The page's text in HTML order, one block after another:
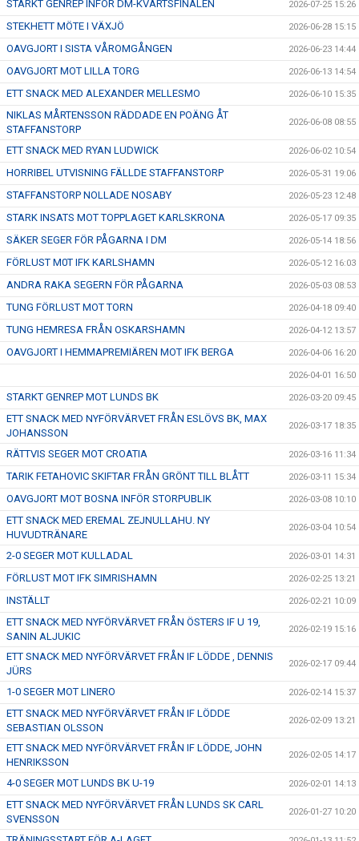
STARKT GENREP INFÖR DM-KVARTSFINALEN 2026-07-25 15:26
STEKHETT MÖTE I VÄXJÖ 2026-06-28 15:15
OAVGJORT I SISTA VÅROMGÅNGEN 2026-06-23 14:44
OAVGJORT MOT LILLA TORG 2026-06-13 14:54
ETT SNACK MED ALEXANDER MELLESMO 2026-06-10 15:35
NIKLAS MÅRTENSSON RÄDDADE EN POÄNG ÅT
STAFFANSTORP
2026-06-08 08:55
ETT SNACK MED RYAN LUDWICK 2026-06-02 10:54
HORRIBEL UTVISNING FÄLLDE STAFFANSTORP 2026-05-31 19:06
STAFFANSTORP NOLLADE NOSABY 2026-05-23 12:48
STARK INSATS MOT TOPPLAGET KARLSKRONA 2026-05-17 09:35
SÄKER SEGER FÖR PÅGARNA I DM 2026-05-14 18:56
FÖRLUST M0T IFK KARLSHAMN 2026-05-12 16:03
ANDRA RAKA SEGERN FÖR PÅGARNA 2026-05-03 08:53
TUNG FÖRLUST MOT TORN 2026-04-18 09:40
TUNG HEMRESA FRÅN OSKARSHAMN 2026-04-12 13:57
OAVGJORT I HEMMAPREMIÄREN MOT IFK BERGA 2026-04-06 16:20
2026-04-01 16:50
STARKT GENREP MOT LUNDS BK 2026-03-20 09:45
ETT SNACK MED NYFÖRVÄRVET FRÅN ESLÖVS BK, MAX
JOHANSSON
2026-03-17 18:35
RÄTTVIS SEGER MOT CROATIA 2026-03-16 11:34
TARIK FETAHOVIC SKIFTAR FRÅN GRÖNT TILL BLÅTT 2026-03-11 15:34
OAVGJORT MOT BOSNA INFÖR STORPUBLIK 2026-03-08 10:10
ETT SNACK MED EREMAL ZEJNULLAHU. NY
HUVUDTRÄNARE
2026-03-04 10:54
2-0 SEGER MOT KULLADAL 2026-03-01 14:31
FÖRLUST MOT IFK SIMRISHAMN 2026-02-25 13:21
INSTÄLLT 2026-02-21 10:09
ETT SNACK MED NYFÖRVÄRVET FRÅN ÖSTERS IF U 19,
SANIN ALJUKIC
2026-02-19 15:16
ETT SNACK MED NYFÖRVÄRVET FRÅN IF LÖDDE , DENNIS
JÜRS
2026-02-17 09:44
1-0 SEGER MOT LINERO 2026-02-14 15:37
ETT SNACK MED NYFÖRVÄRVET FRÅN IF LÖDDE
SEBASTIAN OLSSON
2026-02-09 13:21
ETT SNACK MED NYFÖRVÄRVET FRÅN IF LÖDDE, JOHN
HENRIKSSON
2026-02-05 14:17
4-0 SEGER MOT LUNDS BK U-19 2026-02-01 14:13
ETT SNACK MED NYFÖRVÄRVET FRÅN LUNDS SK CARL
SVENSSON
2026-01-27 10:20